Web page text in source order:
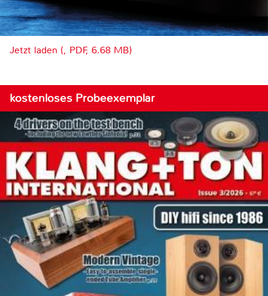
Jetzt laden (, PDF, 6.68 MB)
kostenloses Probeexemplar